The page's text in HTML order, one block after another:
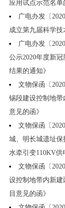
应用试点示范名单
广电办发〔
成立第九届科学技
广电办发〔
公示2020年度新
结果的通知》
文物保函〔
锡段建设控制地带
意见的函》
文物保函〔
城、明长城遗址
水牵引变110KV供
文物保函〔
设控制地带内新
目意见的函》